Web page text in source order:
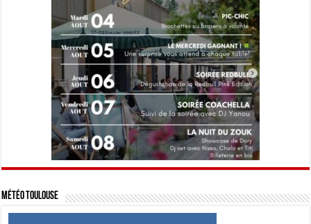
Météo Toulouse